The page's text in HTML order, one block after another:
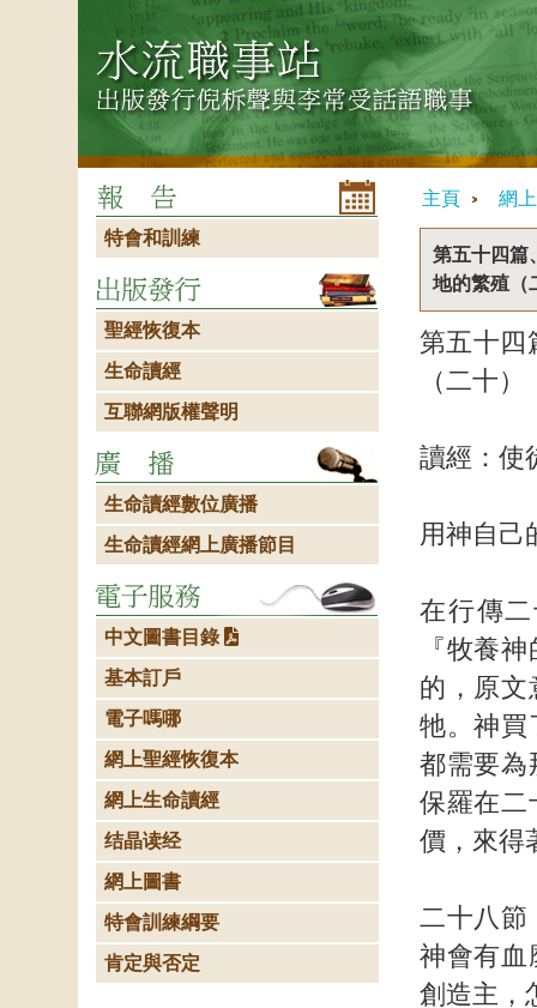
主頁 網
第五十四篇
地的繁殖（
第五十四
（二十）
讀經：使
用神自己
在行傳
『牧養
的，原文
牠。神買
都需要為
保羅在二
價，來得
二十八節
神會有血
創造主，
特會和訓練
聖經恢復本
生命讀經
互聯網版權聲明
生命讀經數位廣播
生命讀經網上廣播節目
中文圖書目錄
基本訂戶
電子嗎哪
網上聖經恢復本
網上生命讀經
结晶读经
網上圖書
特會訓練綱要
肯定與否定